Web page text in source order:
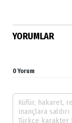
YORUMLAR
0 Yorum